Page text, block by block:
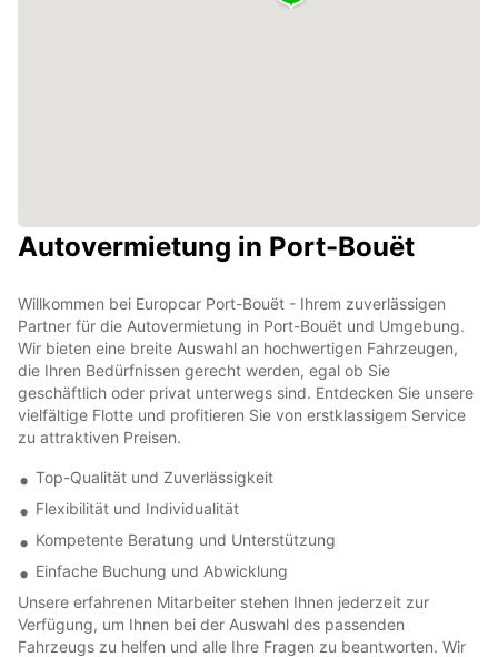
Autovermietung in Port-Bouët
Willkommen bei Europcar Port-Bouët - Ihrem zuverlässigen
Partner für die Autovermietung in Port-Bouët und Umgebung.
Wir bieten eine breite Auswahl an hochwertigen Fahrzeugen,
die Ihren Bedürfnissen gerecht werden, egal ob Sie
geschäftlich oder privat unterwegs sind. Entdecken Sie unsere
vielfältige Flotte und profitieren Sie von erstklassigem Service
zu attraktiven Preisen.
Top-Qualität und Zuverlässigkeit
Flexibilität und Individualität
Kompetente Beratung und Unterstützung
Einfache Buchung und Abwicklung
Unsere erfahrenen Mitarbeiter stehen Ihnen jederzeit zur
Verfügung, um Ihnen bei der Auswahl des passenden
Fahrzeugs zu helfen und alle Ihre Fragen zu beantworten. Wir